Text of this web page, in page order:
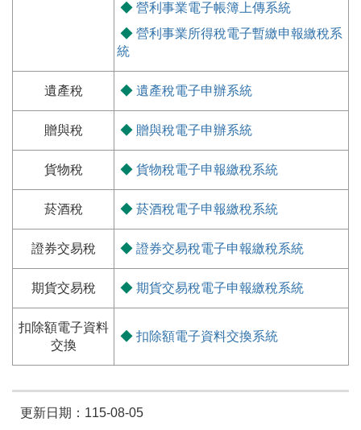
◆ 營利事業電子帳簿上傳系統
◆ 營利事業所得稅電子暫繳申報繳稅系
統
遺產稅 ◆ 遺產稅電子申辦系統
贈與稅 ◆ 贈與稅電子申辦系統
貨物稅 ◆ 貨物稅電子申報繳稅系統
菸酒稅 ◆ 菸酒稅電子申報繳稅系統
證券交易稅 ◆ 證券交易稅電子申報繳稅系統
期貨交易稅 ◆ 期貨交易稅電子申報繳稅系統
扣除額電子資料
交換
◆ 扣除額電子資料交換系統
更新日期：115-08-05